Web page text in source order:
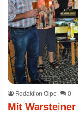
Redaktion Olpe 0
Mit